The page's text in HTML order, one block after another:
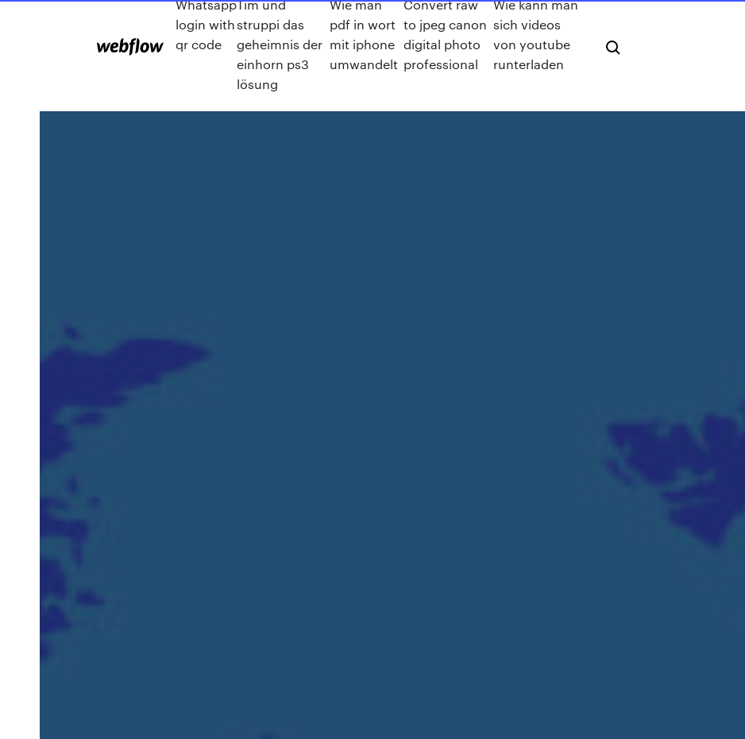
Whatsapp
login with
qr code
Tim und
struppi das
geheimnis der
einhorn ps3
lösung
Wie man
pdf in wort
mit iphone
umwandelt
Convert raw
to jpeg canon
digital photo
professional
Wie kann man
sich videos
von youtube
runterladen